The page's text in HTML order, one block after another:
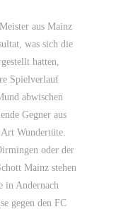
aus Mainz
was sich die
hatten,
Spielverlauf
abwischen
Gegner aus
Wundertüte.
oder der
Mainz stehen
in Andernach
gegen den FC